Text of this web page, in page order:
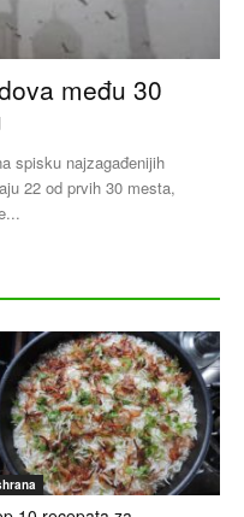
među 30
spisku najzagađenijih
22 od prvih 30 mesta,